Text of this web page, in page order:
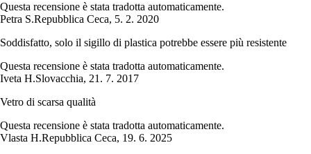
Questa recensione è stata tradotta automaticamente.
Petra S.Repubblica Ceca, 5. 2. 2020
Soddisfatto, solo il sigillo di plastica potrebbe essere più resistente
Questa recensione è stata tradotta automaticamente.
Iveta H.Slovacchia, 21. 7. 2017
Vetro di scarsa qualità
Questa recensione è stata tradotta automaticamente.
Vlasta H.Repubblica Ceca, 19. 6. 2025